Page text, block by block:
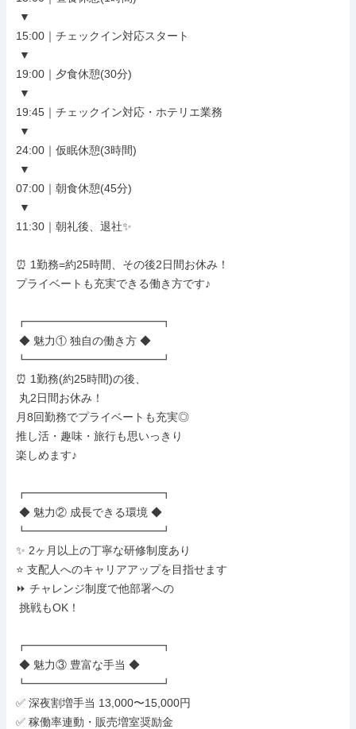
15:00｜チェックイン対応スタート
19:00｜夕食休憩(30分)
19:45｜チェックイン対応・ホテリエ業務
24:00｜仮眠休憩(3時間)
07:00｜朝食休憩(45分)
11:30｜朝礼後、退社✨
⏰ 1勤務=約25時間、その後2日間お休み！
プライベートも充実できる働き方です♪
┏━━━━━━━━━━━━┓
┗━━━━━━━━━━━━┛
⏰ 1勤務(約25時間)の後、
月8回勤務でプライベートも充実◎
推し活・趣味・旅行も思いっきり
楽しめます♪
┏━━━━━━━━━━━━┓
┗━━━━━━━━━━━━┛
✨ 2ヶ月以上の丁寧な研修制度あり
⭐ 支配人へのキャリアアップを目指せます
⏩ チャレンジ制度で他部署への
┏━━━━━━━━━━━━┓
┗━━━━━━━━━━━━┛
✅ 深夜割増手当 13,000〜15,000円
✅ 稼働率連動・販売増室奨励金